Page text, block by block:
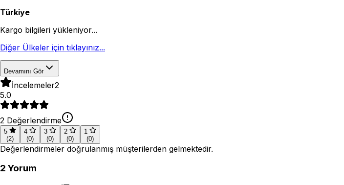
Türkiye
Kargo bilgileri yükleniyor...
Diğer Ülkeler için tıklayınız...
Devamını Gör
İncelemeler2
5.0
2 Değerlendirme
5
(2)
4
(0)
3
(0)
2
(0)
1
(0)
Değerlendirmeler doğrulanmış müşterilerden gelmektedir.
2 Yorum